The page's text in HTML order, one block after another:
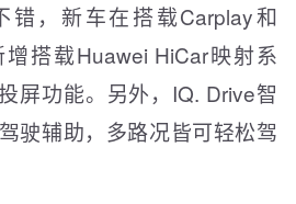
错，新车在搭载Carplay和
搭载Huawei HiCar映射系
屏功能。另外，IQ. Drive智
驶辅助，多路况皆可轻松驾